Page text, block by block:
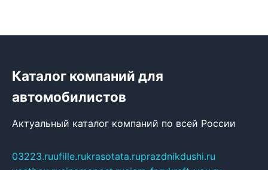
Каталог компаний для
автомобилистов
Актуальный каталог компаний по всей России
03223.ruufille.rukrasotata.ruprazdnikdushi.ru